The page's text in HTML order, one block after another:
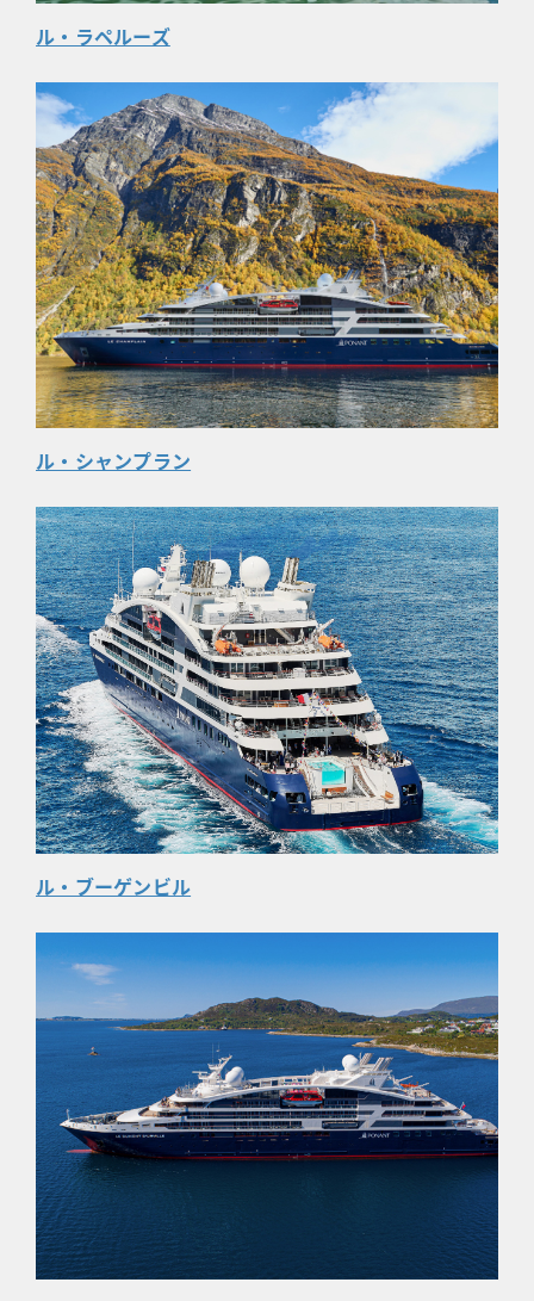
ル・ラペルーズ
ル・シャンプラン
ル・ブーゲンビル